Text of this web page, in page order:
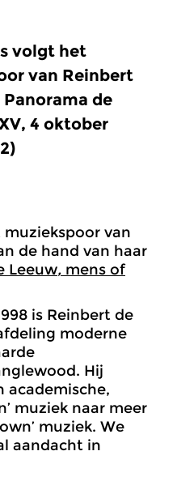
volgt het
van Reinbert
Panorama de
4 oktober
van
de hand van haar
Leeuw, mens of
is Reinbert de
moderne
Hij
academische,
muziek naar meer
muziek. We
aandacht in